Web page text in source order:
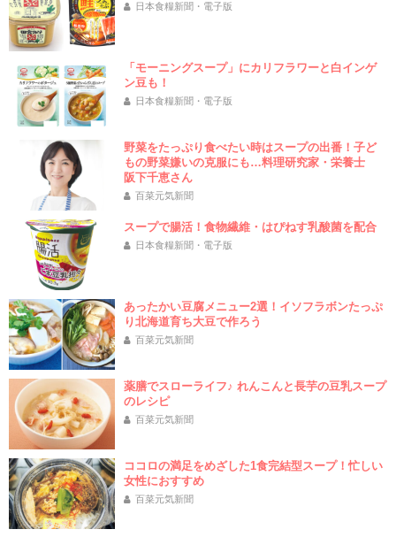
日本食糧新聞・電子版
「モーニングスープ」にカリフラワーと白インゲ
ン豆も！
日本食糧新聞・電子版
野菜をたっぷり食べたい時はスープの出番！子ど
もの野菜嫌いの克服にも…料理研究家・栄養士
阪下千恵さん
百菜元気新聞
スープで腸活！食物繊維・はぴねす乳酸菌を配合
日本食糧新聞・電子版
あったかい豆腐メニュー2選！イソフラボンたっぷ
り北海道育ち大豆で作ろう
百菜元気新聞
薬膳でスローライフ♪ れんこんと長芋の豆乳スープ
のレシピ
百菜元気新聞
ココロの満足をめざした1食完結型スープ！忙しい
女性におすすめ
百菜元気新聞